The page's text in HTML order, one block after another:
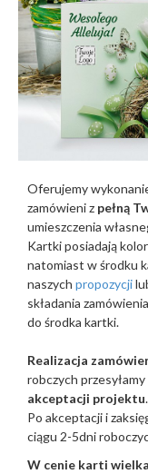
Oferujemy
zamówieni z pełną
umieszczenia
Kartki posiadają
natomiast w środku
naszych propozycji
składania
do środka kartki.
Realizacja
robczych
akceptacji projektu.
Po akceptacji i
ciągu 2-5dni
W cenie karti